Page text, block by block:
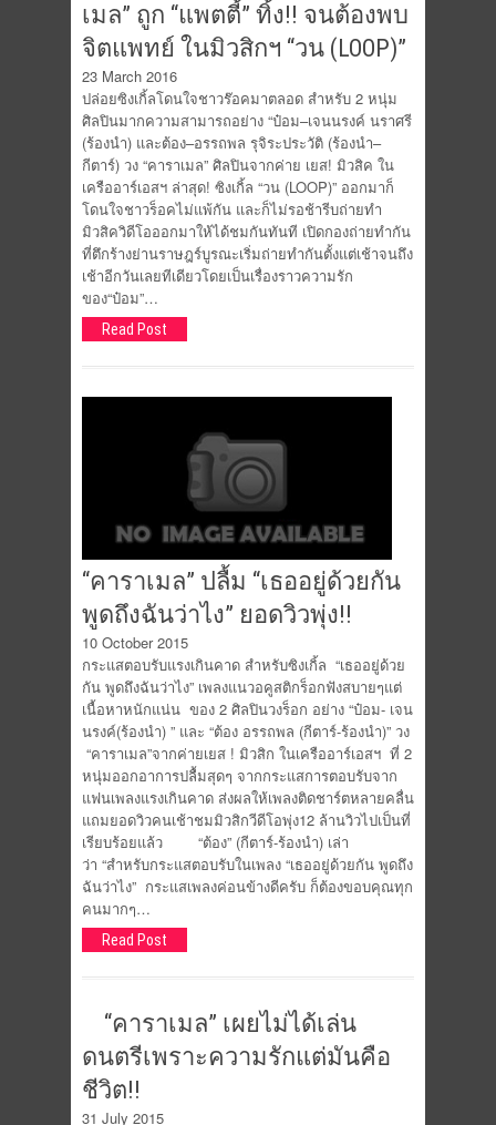
เมล” ถูก “แพตตี้” ทิ้ง!! จนต้องพบ
จิตแพทย์ ในมิวสิกฯ “วน (LOOP)”
23 March 2016
ปล่อยซิงเกิ้ลโดนใจชาวร๊อคมาตลอด สำหรับ 2 หนุ่ม
ศิลปินมากความสามารถอย่าง “ป๋อม–เจนนรงค์ นราศรี
(ร้องนำ) และต้อง–อรรถพล รุจิระประวัติ (ร้องนำ–
กีตาร์) วง “คาราเมล” ศิลปินจากค่าย เยส! มิวสิค ใน
เครืออาร์เอสฯ ล่าสุด! ซิงเกิ้ล “วน (LOOP)” ออกมาก็
โดนใจชาวร็อคไม่แพ้กัน และก็ไม่รอช้ารีบถ่ายทำ
มิวสิควิดีโอออกมาให้ได้ชมกันทันที เปิดกองถ่ายทำกัน
ที่ตึกร้างย่านราษฎร์บูรณะเริ่มถ่ายทำกันตั้งแต่เช้าจนถึง
เช้าอีกวันเลยทีเดียวโดยเป็นเรื่องราวความรัก
ของ“ป๋อม”…
Read Post
“คาราเมล” ปลื้ม “เธออยู่ด้วยกัน
พูดถึงฉันว่าไง” ยอดวิวพุ่ง!!
10 October 2015
กระแสตอบรับแรงเกินคาด สำหรับซิงเกิ้ล “เธออยู่ด้วย
กัน พูดถึงฉันว่าไง” เพลงแนวอคูสติกร็อกฟังสบายๆแต่
เนื้อหาหนักแน่น ของ 2 ศิลปินวงร็อก อย่าง “ป๋อม- เจน
นรงค์(ร้องนำ) ” และ “ต้อง อรรถพล (กีตาร์-ร้องนำ)” วง
“คาราเมล”จากค่ายเยส ! มิวสิก ในเครืออาร์เอสฯ ที่ 2
หนุ่มออกอาการปลื้มสุดๆ จากกระแสการตอบรับจาก
แฟนเพลงแรงเกินคาด ส่งผลให้เพลงติดชาร์ตหลายคลื่น
แถมยอดวิวคนเช้าชมมิวสิกวีดีโอพุ่ง12 ล้านวิวไปเป็นที่
เรียบร้อยแล้ว “ต้อง” (กีตาร์-ร้องนำ) เล่า
ว่า “สำหรับกระแสตอบรับในเพลง “เธออยู่ด้วยกัน พูดถึง
ฉันว่าไง” กระแสเพลงค่อนข้างดีครับ ก็ต้องขอบคุณทุก
คนมากๆ…
Read Post
“คาราเมล” เผยไม่ได้เล่น
ดนตรีเพราะความรักแต่มันคือ
ชีวิต!!
31 July 2015